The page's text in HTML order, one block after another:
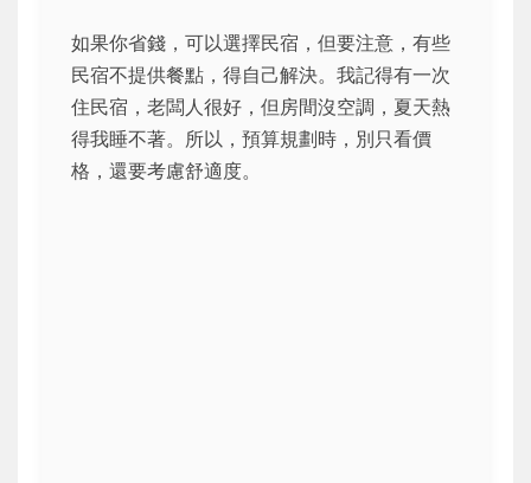
如果你省錢，可以選擇民宿，但要注意，有些
民宿不提供餐點，得自己解決。我記得有一次
住民宿，老闆人很好，但房間沒空調，夏天熱
得我睡不著。所以，預算規劃時，別只看價
格，還要考慮舒適度。